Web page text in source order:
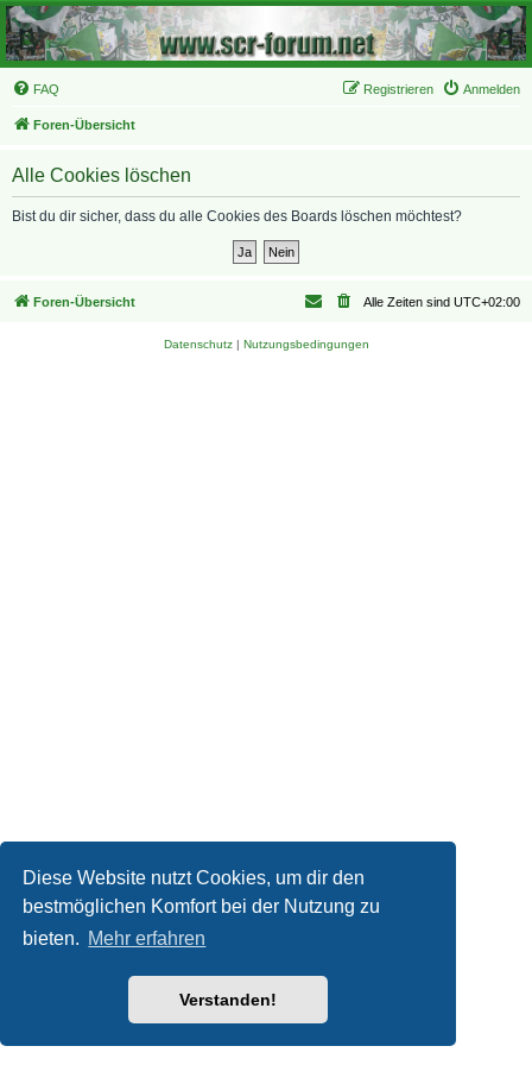
Diese Website nutzt Cookies, um dir den
bestmöglichen Komfort bei der Nutzung zu
bieten. Mehr erfahren
Verstanden!
FAQ Anmelden
Registrieren
Foren-Übersicht
Alle Cookies löschen
Bist du dir sicher, dass du alle Cookies des Boards löschen möchtest?
Foren-Übersicht Alle Zeiten sind UTC+02:00
Datenschutz| Nutzungsbedingungen